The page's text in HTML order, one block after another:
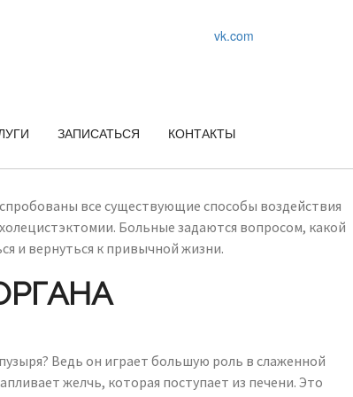
vk.com
ЗАПИСАТЬСЯ КОНТАКТЫ
все существующие способы воздействия
Больные задаются вопросом, какой
и вернуться к привычной жизни.
Ведь он играет большую роль в слаженной
желчь, которая поступает из печени. Это